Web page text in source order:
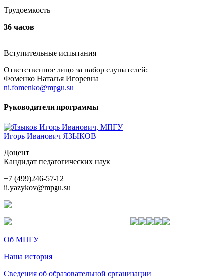
Трудоемкость
36 часов
Вступительные испытания
Ответственное лицо за набор слушателей:
Фоменко Наталья Игоревна
ni.fomenko@mpgu.su
Руководители программы
Игорь Иванович ЯЗЫКОВ
Доцент
Кандидат педагогических наук
+7 (499)246-57-12
ii.yazykov@mpgu.su
Об МПГУ
Наша история
Сведения об образовательной организации